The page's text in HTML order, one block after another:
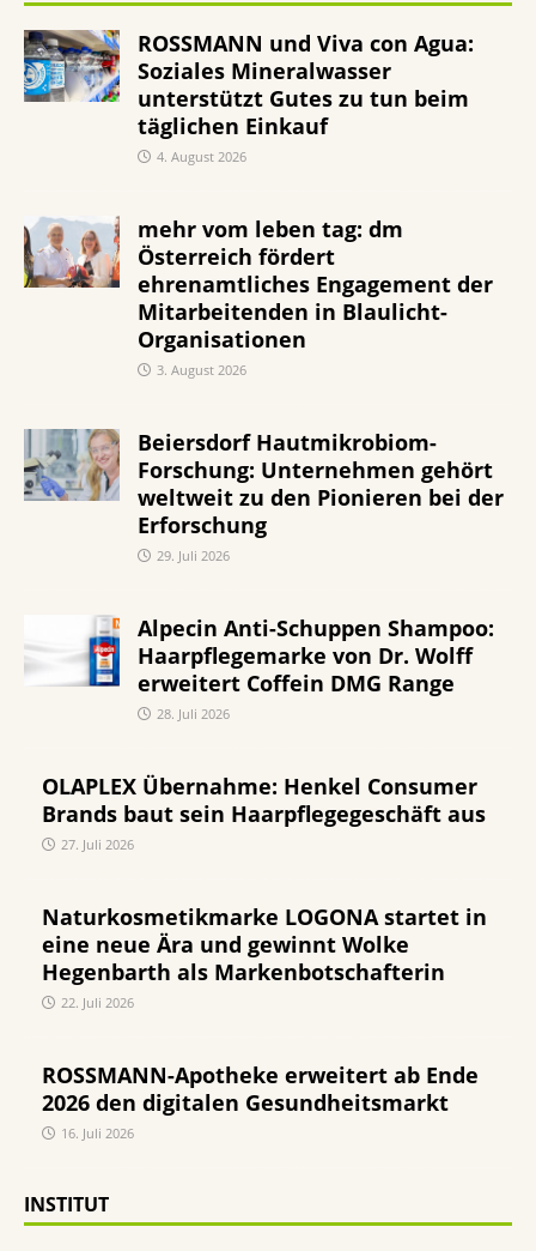
ROSSMANN und Viva con Agua:
Soziales Mineralwasser
unterstützt Gutes zu tun beim
täglichen Einkauf
4. August 2026
mehr vom leben tag: dm
Österreich fördert
ehrenamtliches Engagement der
Mitarbeitenden in Blaulicht-
Organisationen
3. August 2026
Beiersdorf Hautmikrobiom-
Forschung: Unternehmen gehört
weltweit zu den Pionieren bei der
Erforschung
29. Juli 2026
Alpecin Anti-Schuppen Shampoo:
Haarpflegemarke von Dr. Wolff
erweitert Coffein DMG Range
28. Juli 2026
OLAPLEX Übernahme: Henkel Consumer
Brands baut sein Haarpflegegeschäft aus
27. Juli 2026
Naturkosmetikmarke LOGONA startet in
eine neue Ära und gewinnt Wolke
Hegenbarth als Markenbotschafterin
22. Juli 2026
ROSSMANN-Apotheke erweitert ab Ende
2026 den digitalen Gesundheitsmarkt
16. Juli 2026
INSTITUT